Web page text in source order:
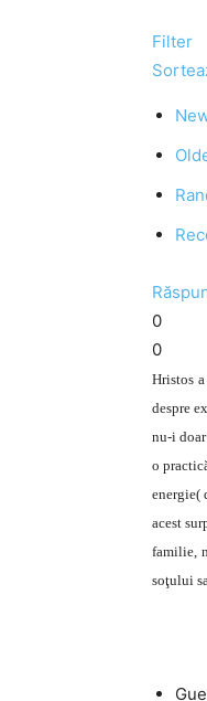
Filter
0
0
Hristos
despre
nu-i
o
energie(
acest
familie,
soţului